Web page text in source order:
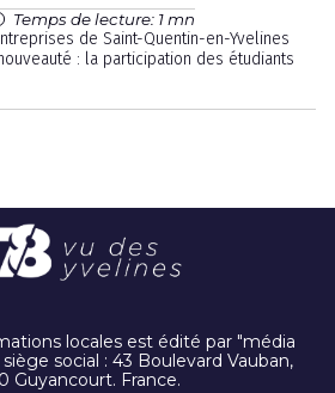
Temps de lecture: 1 mn
de Saint-Quentin-en-Yvelines
: la participation des étudiants
locales est édité par "média
social : 43 Boulevard Vauban,
Guyancourt. France.